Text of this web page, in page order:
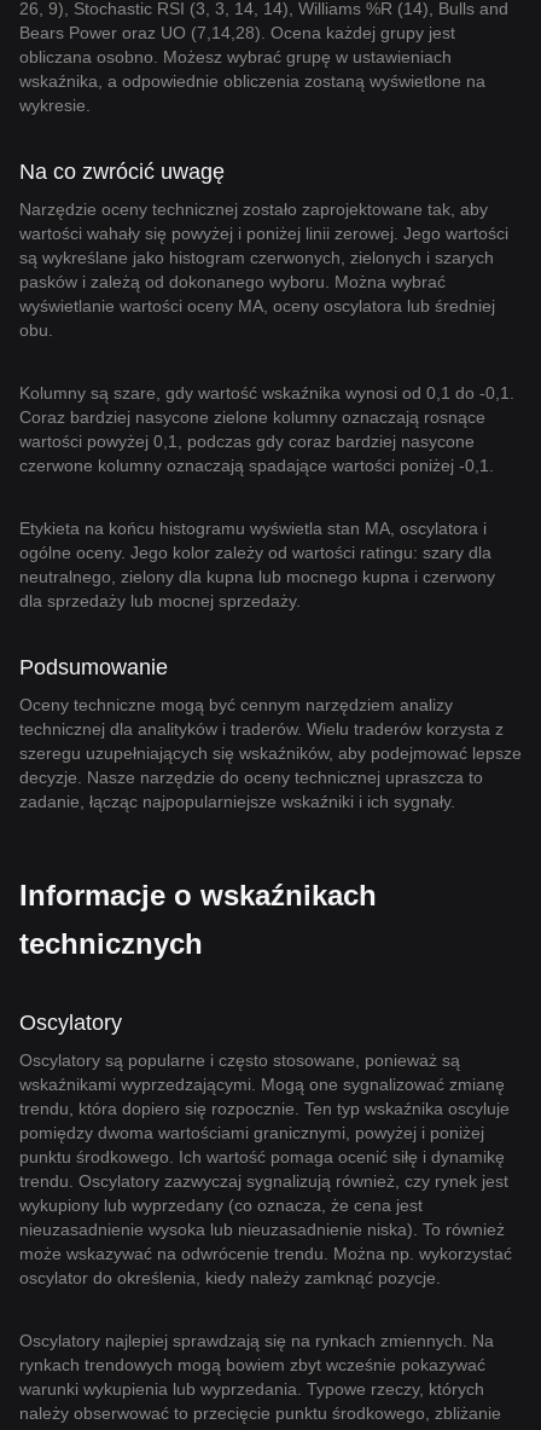
26, 9), Stochastic RSI (3, 3, 14, 14), Williams %R (14), Bulls and
Bears Power oraz UO (7,14,28). Ocena każdej grupy jest
obliczana osobno. Możesz wybrać grupę w ustawieniach
wskaźnika, a odpowiednie obliczenia zostaną wyświetlone na
wykresie.
Na co zwrócić uwagę
Narzędzie oceny technicznej zostało zaprojektowane tak, aby
wartości wahały się powyżej i poniżej linii zerowej. Jego wartości
są wykreślane jako histogram czerwonych, zielonych i szarych
pasków i zależą od dokonanego wyboru. Można wybrać
wyświetlanie wartości oceny MA, oceny oscylatora lub średniej
obu.
Kolumny są szare, gdy wartość wskaźnika wynosi od 0,1 do -0,1.
Coraz bardziej nasycone zielone kolumny oznaczają rosnące
wartości powyżej 0,1, podczas gdy coraz bardziej nasycone
czerwone kolumny oznaczają spadające wartości poniżej -0,1.
Etykieta na końcu histogramu wyświetla stan MA, oscylatora i
ogólne oceny. Jego kolor zależy od wartości ratingu: szary dla
neutralnego, zielony dla kupna lub mocnego kupna i czerwony
dla sprzedaży lub mocnej sprzedaży.
Podsumowanie
Oceny techniczne mogą być cennym narzędziem analizy
technicznej dla analityków i traderów. Wielu traderów korzysta z
szeregu uzupełniających się wskaźników, aby podejmować lepsze
decyzje. Nasze narzędzie do oceny technicznej upraszcza to
zadanie, łącząc najpopularniejsze wskaźniki i ich sygnały.
Informacje o wskaźnikach
technicznych
Oscylatory
Oscylatory są popularne i często stosowane, ponieważ są
wskaźnikami wyprzedzającymi. Mogą one sygnalizować zmianę
trendu, która dopiero się rozpocznie. Ten typ wskaźnika oscyluje
pomiędzy dwoma wartościami granicznymi, powyżej i poniżej
punktu środkowego. Ich wartość pomaga ocenić siłę i dynamikę
trendu. Oscylatory zazwyczaj sygnalizują również, czy rynek jest
wykupiony lub wyprzedany (co oznacza, że cena jest
nieuzasadnienie wysoka lub nieuzasadnienie niska). To również
może wskazywać na odwrócenie trendu. Można np. wykorzystać
oscylator do określenia, kiedy należy zamknąć pozycje.
Oscylatory najlepiej sprawdzają się na rynkach zmiennych. Na
rynkach trendowych mogą bowiem zbyt wcześnie pokazywać
warunki wykupienia lub wyprzedania. Typowe rzeczy, których
należy obserwować to przecięcie punktu środkowego, zbliżanie